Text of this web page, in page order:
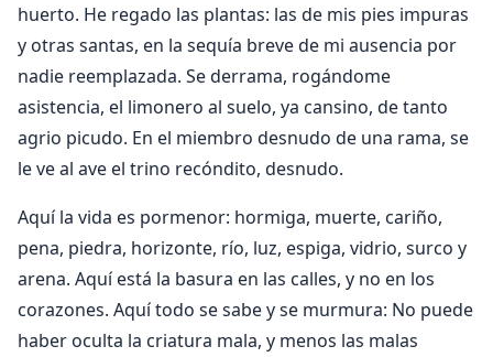
huerto. He regado las plantas: las de mis pies impuras
y otras santas, en la sequía breve de mi ausencia por
nadie reemplazada. Se derrama, rogándome
asistencia, el limonero al suelo, ya cansino, de tanto
agrio picudo. En el miembro desnudo de una rama, se
le ve al ave el trino recóndito, desnudo.
Aquí la vida es pormenor: hormiga, muerte, cariño,
pena, piedra, horizonte, río, luz, espiga, vidrio, surco y
arena. Aquí está la basura en las calles, y no en los
corazones. Aquí todo se sabe y se murmura: No puede
haber oculta la criatura mala, y menos las malas